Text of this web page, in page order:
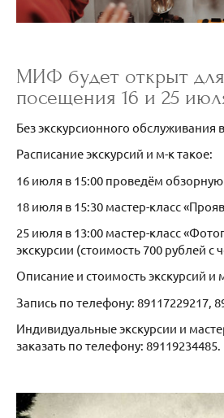
МИФ будет открыт
посещения 16 и 25
Без экскурсионного обслуживания
Расписание экскурсий и м-к такое:
16 июля в 15:00 проведём
18 июля в 15:30 мастер-класс
25 июля в 13:00 мастер-класс
экскурсии (стоимость 700 рублей с
Описание и стоимость экскурсий и
Запись по телефону: 89117229217,
Индивидуальные экскурсии и
заказать по телефону: 89119234485.